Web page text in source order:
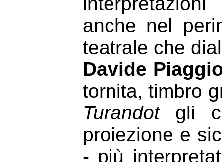
anche nel
teatrale che
Davide
tornita, timbro
Turandotgli
proiezione e
- più